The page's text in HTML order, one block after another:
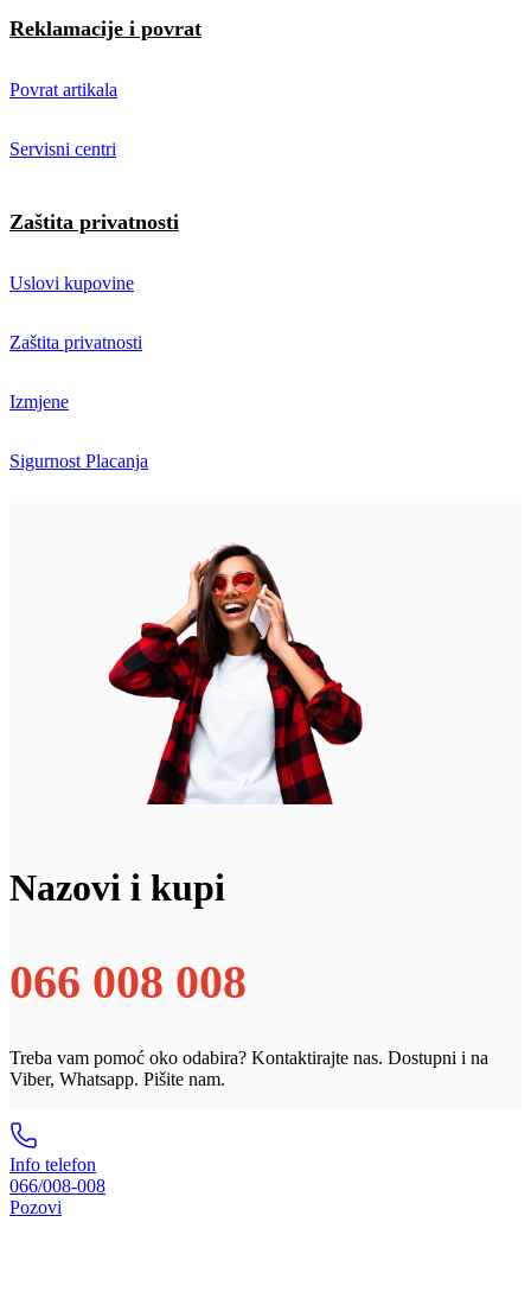
Reklamacije i povrat
Povrat artikala
Servisni centri
Zaštita privatnosti
Uslovi kupovine
Zaštita privatnosti
Izmjene
Sigurnost Placanja
Nazovi i kupi
066 008 008
Treba vam pomoć oko odabira? Kontaktirajte nas. Dostupni i na
Viber, Whatsapp. Pišite nam.
Info telefon
066/008-008
Pozovi